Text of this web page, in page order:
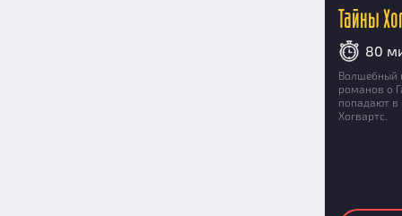
Тайны
80
Волшебный
романов о
попадают в
Хогвартс.